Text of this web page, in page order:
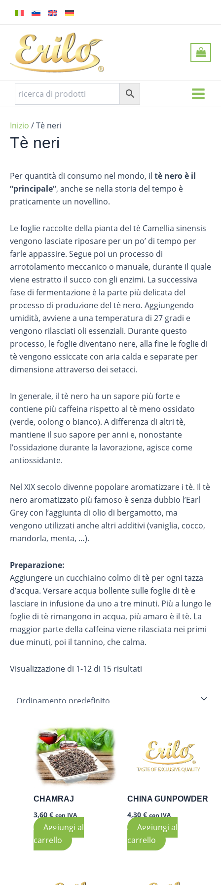
contenuto
Inizio / Tè neri
Tè neri
Per quantità di consumo nel mondo, il tè nero è il
“principale”, anche se nella storia del tempo è
praticamente un novellino.
Le foglie raccolte della pianta del tè Camellia sinensis
vengono lasciate riposare per un po’ di tempo per
farle appassire. Segue poi un processo di
arrotolamento meccanico o manuale, durante il quale
viene estratto il succo con gli enzimi. La successiva
fase di fermentazione è la parte più delicata del
processo di produzione del tè nero. Aggiungendo
umidità, avviene a una temperatura di 27 gradi e
vengono rilasciati oli essenziali. Durante questo
processo, le foglie diventano nere, alla fine le foglie di
tè vengono essiccate con aria calda e separate per
dimensione attraverso dei setacci.
In generale, il tè nero ha un sapore più forte e
contiene più caffeina rispetto al tè meno ossidato
(verde, oolong o bianco). A differenza di altri tè,
mantiene il suo sapore per anni e, nonostante
l’ossidazione durante la lavorazione, agisce come
antiossidante.
Nel XIX secolo divenne popolare aromatizzare i tè. Il tè
nero aromatizzato più famoso è senza dubbio l’Earl
Grey con l’aggiunta di olio di bergamotto, ma
vengono utilizzati anche altri additivi (vaniglia, cocco,
mandorla, menta, …).
Preparazione:
Aggiungere un cucchiaino colmo di tè per ogni tazza
d’acqua. Versare acqua bollente sulle foglie di tè e
lasciare in infusione da uno a tre minuti. Più a lungo le
foglie di tè rimangono in acqua, più amaro è il tè. La
maggior parte della caffeina viene rilasciata nei primi
due minuti, poi il tannino, che calma.
Visualizzazione di 1-12 di 15 risultati
CHAMRAJ
3,60 € con IVA
Aggiungi al
carrello
CHINA GUNPOWDER
4,30 € con IVA
Aggiungi al
carrello